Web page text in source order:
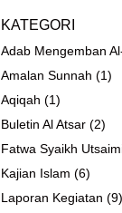
KATEGORI
Adab Mengemban
Amalan Sunnah (1)
Aqiqah (1)
Buletin Al Atsar (2)
Fatwa Syaikh
Kajian Islam (6)
Laporan Kegiatan (9)